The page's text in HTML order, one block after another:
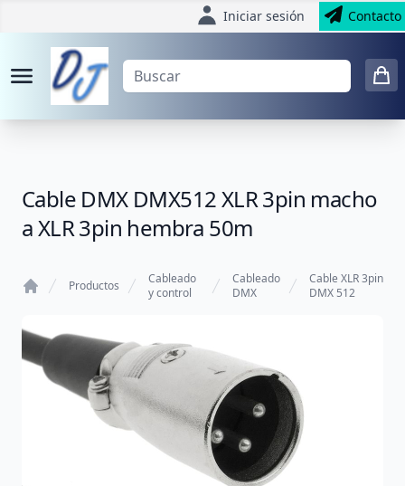
Iniciar sesión Contacto
Cable DMX DMX512 XLR 3pin macho
a XLR 3pin hembra 50m
Productos
Cableado
y control
Cableado
DMX
Cable XLR 3pin
DMX 512